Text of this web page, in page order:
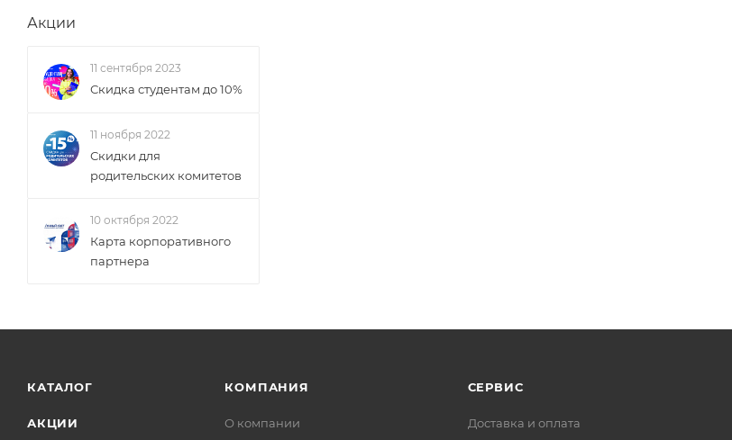
Акции
11 сентября 2023
Скидка студентам до 10%
11 ноября 2022
Скидки для
родительских комитетов
10 октября 2022
Карта корпоративного
партнера
КАТАЛОГ
АКЦИИ
КОМПАНИЯ
О компании
СЕРВИС
Доставка и оплата